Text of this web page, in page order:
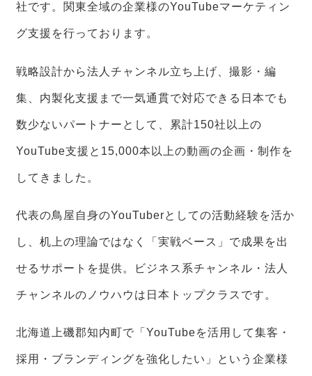
社です。関東全域の企業様のYouTubeマーケティン
グ支援を行っております。
戦略設計から法人チャンネル立ち上げ、撮影・編
集、内製化支援まで一気通貫で対応できる日本でも
数少ないパートナーとして、累計150社以上の
YouTube支援と15,000本以上の動画の企画・制作を
してきました。
代表の鳥屋自身のYouTuberとしての活動経験を活か
し、机上の理論ではなく「実戦ベース」で成果を出
せるサポートを提供。ビジネス系チャンネル・法人
チャンネルのノウハウは日本トップクラスです。
北海道上磯郡知内町で「YouTubeを活用して集客・
採用・ブランディングを強化したい」という企業様